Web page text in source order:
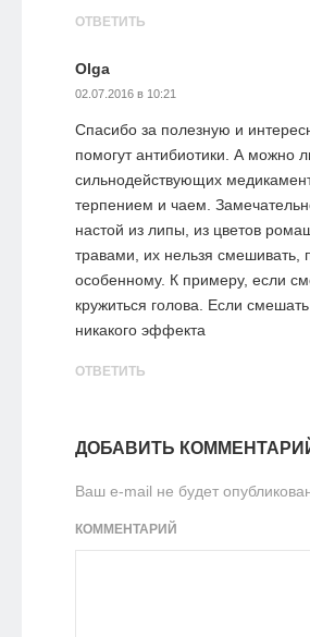
ОТВЕТИТЬ
Olga
02.07.2016 в 10:21
Спасибо за полезную и
помогут антибиотики. А можно
сильнодействующих
терпением и чаем.
настой из липы, из цветов
травами, их нельзя смешивать,
особенному. К примеру, если
кружиться голова. Если
никакого эффекта
ОТВЕТИТЬ
ДОБАВИТЬ
Ваш e-mail не будет
КОММЕНТАРИЙ